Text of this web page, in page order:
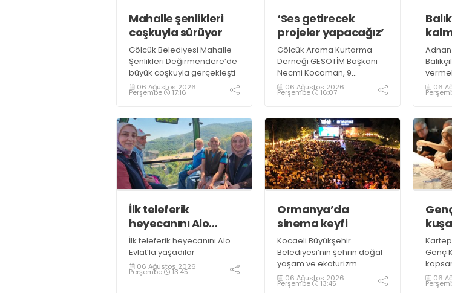
Mahalle şenlikleri
coşkuyla sürüyor
Gölcük Belediyesi Mahalle
Şenlikleri Değirmendere’de
büyük coşkuyla gerçekleşti
06 Ağustos 2026
Perşembe 17:16
‘Ses getirecek
projeler yapacağız’
Gölcük Arama Kurtarma
Derneği GESOTİM Başkanı
Necmi Kocaman, 9
Ağustos’ta gerçekleşecek
sınavın ardından 4. Akredite
tamamlayacaklarını ifade
ederek açıklamalarda
bulundu. Kocaman,
“Gölcük’te ve Kocaeli
genelinde ses getirecek
projelerimizi tek tek hayata
geçireceğiz” dedi
06 Ağustos 2026
Perşembe 16:07
“Yıl
taze
06
İlk teleferik
heyecanını Alo
Evlat’la yaşadılar
İlk teleferik heyecanını Alo
Evlat’la yaşadılar
06 Ağustos 2026
Perşembe 13:45
Ormanya’da
sinema keyfi
Kocaeli Büyükşehir
Belediyesi’nin şehrin doğal
yaşam ve ekoturizm
merkezi Ormanya’da
düzenlediği “Gece
06 Ağustos 2026
Perşembe 13:45
Genç
06